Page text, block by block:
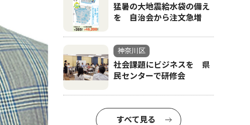
猛暑の大地震給水袋の備え
を 自治会から注文急増
神奈川区
社会課題にビジネスを 県
民センターで研修会
すべて見る